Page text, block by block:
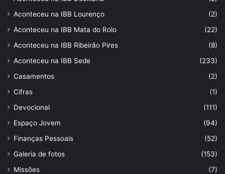
Aconteceu na IBB Lourenço
(2)
Aconteceu na IBB Mata do Rolo
(22)
Aconteceu na IBB Ribeirão Pires
(8)
Aconteceu na IBB Sede
(233)
Casamentos
(2)
Cifras
(1)
Devocional
(111)
Espaço Jovem
(94)
Finanças Pessoais
(52)
Galeria de fotos
(153)
Missões
(7)